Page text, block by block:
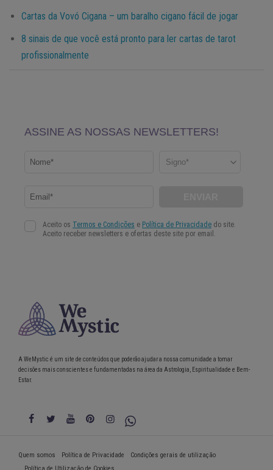
Cartas da Vovó Cigana – um baralho cigano fácil de jogar
8 sinais de que você está pronto para ler cartas de tarot
profissionalmente
A WeMystic é um site de conteúdos que poderão ajudar a nossa comunidade a tomar
decisões mais conscientes e fundamentadas na área da Astrologia, Espiritualidade e Bem-
Estar.
Quem somos Política de Privacidade
Condições gerais de utilização
Política de Utilização de Cookies